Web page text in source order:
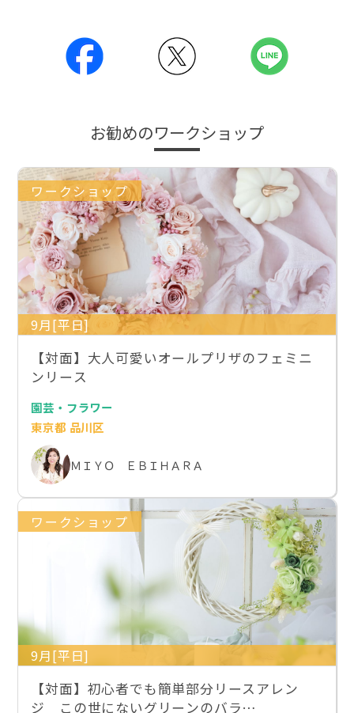
お勧めのワークショップ
ワークショップ
9月[平日]
【対面】大人可愛いオールプリザのフェミニ
ンリース
園芸・フラワー
東京都 品川区
ＭＩＹＯ ＥＢＩＨＡＲＡ
ワークショップ
9月[平日]
【対面】初心者でも簡単部分リースアレン
ジ この世にないグリーンのバラ…